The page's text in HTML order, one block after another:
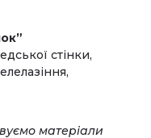
стінки,
матеріали